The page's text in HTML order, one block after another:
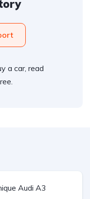
a car, read